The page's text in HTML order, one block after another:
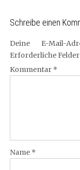
Schreibe einen
Deine E-Mail-
Erforderliche
Kommentar *
Name *